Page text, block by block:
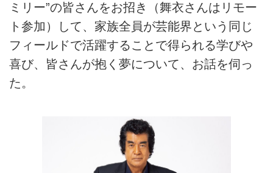
ミリー”の皆さんをお招き（舞衣さんはリモー
ト参加）して、家族全員が芸能界という同じ
フィールドで活躍することで得られる学びや
喜び、皆さんが抱く夢について、お話を伺っ
た。